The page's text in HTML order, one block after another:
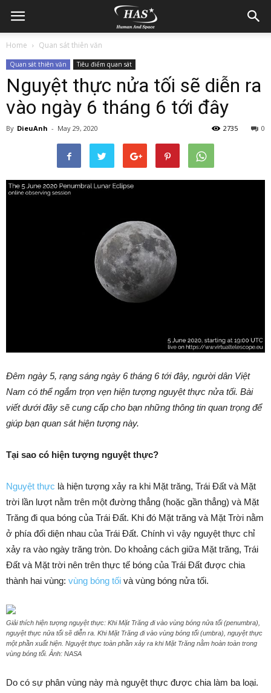
Home Quan sát thiên văn
Quan sát thiên văn Tiêu điểm quan sát
Nguyệt thực nửa tối sẽ diễn ra
vào ngày 6 tháng 6 tới đây
By DieuAnh - May 29, 2020 0
2735
Đêm ngày 5, rạng sáng ngày 6 tháng 6 tới đây, người dân Việt
Nam có thể ngắm trọn vẹn hiện tượng nguyệt thực nửa tối. Bài
viết dưới đây sẽ cung cấp cho bạn những thông tin quan trọng để
giúp bạn quan sát hiện tượng này.
Tại sao có hiện tượng nguyệt thực?
Nguyệt thực là hiện tượng xảy ra khi Mặt trăng, Trái Đất và Mặt
trời lần lượt nằm trên một đường thẳng (hoặc gần thẳng) và Mặt
Trăng đi qua bóng của Trái Đất. Khi đó Mặt trăng và Mặt Trời nằm
ở phía đối diện nhau của Trái Đất. Chính vì vậy nguyệt thực chỉ
xảy ra vào ngày trăng tròn. Do khoảng cách giữa Mặt trăng, Trái
Đất và Mặt trời nên trên thực tế bóng của Trái Đất được chia
thành hai vùng: vùng bóng tối và vùng bóng nửa tối.
Giải thích hiện tượng nguyệt thực: Khi Mặt Trăng đi vào vùng bóng nửa tối (penumbra),
nguyệt thực nửa tối sẽ diễn ra. Khi Mặt Trăng đi vào vùng bóng tối (umbra), nguyệt thực
một phần xuất hiện. Nguyệt thực toàn phần xảy ra khi Mặt Trăng nằm hoàn toàn trong
vùng bóng tối. Ảnh: NASA
Do có sự phân vùng này mà nguyệt thực được chia làm ba loại.